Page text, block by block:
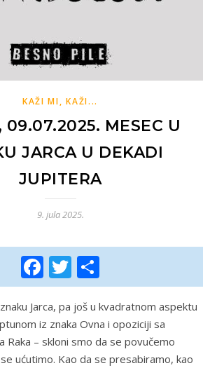
KAŽI MI, KAŽI...
09.07.2025. MESEC U
JARCA U DEKADI
JUPITERA
9. jula 2025.
Facebook
Twitter
Jarca, pa još u kvadratnom aspektu
iz znaka Ovna i opoziciji sa
Raka – skloni smo da se povučemo
ućutimo. Kao da se presabiramo, kao